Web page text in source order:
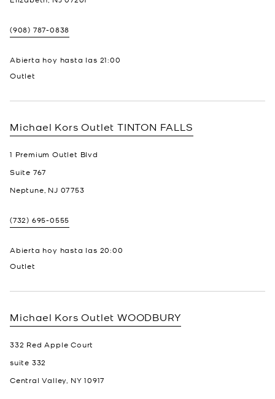
(908) 787-0838
Abierta hoy hasta las 21:00
Outlet
Michael Kors Outlet TINTON FALLS
1 Premium Outlet Blvd
Suite 767
Neptune, NJ 07753
(732) 695-0555
Abierta hoy hasta las 20:00
Outlet
Michael Kors Outlet WOODBURY
332 Red Apple Court
suite 332
Central Valley, NY 10917